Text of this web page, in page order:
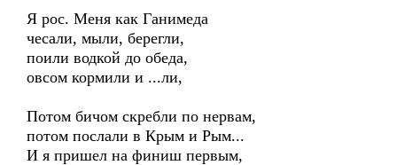
Я рос. Меня как Ганимеда
чесали, мыли, берегли,
поили водкой до обеда,
овсом кормили и ...ли,
Потом бичом скребли по нервам,
потом послали в Крым и Рым...
И я пришел на финиш первым,